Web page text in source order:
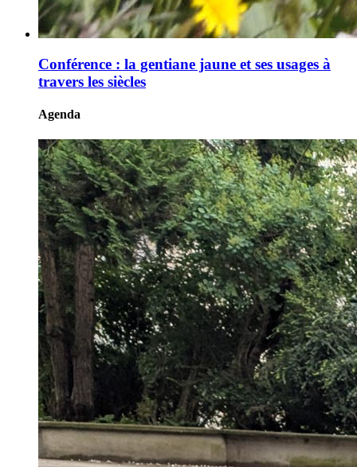
Conférence : la gentiane jaune et ses usages à
travers les siècles
Agenda